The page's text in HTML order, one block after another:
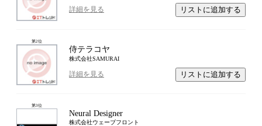
詳細を見る リストに追加する
第2位
侍テラコヤ
株式会社SAMURAI
詳細を見る リストに追加する
第3位
Neural Designer
株式会社ウェーブフロント